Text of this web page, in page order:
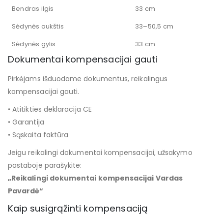
Bendras ilgis
33 cm
Sėdynės aukštis
33–50,5 cm
Sėdynės gylis
33 cm
Dokumentai kompensacijai gauti
Pirkėjams išduodame dokumentus, reikalingus
kompensacijai gauti.
• Atitikties deklaracija CE
• Garantija
• Sąskaita faktūra
Jeigu reikalingi dokumentai kompensacijai, užsakymo
pastaboje parašykite:
„Reikalingi dokumentai kompensacijai Vardas
Pavardė“
Kaip susigrąžinti kompensaciją